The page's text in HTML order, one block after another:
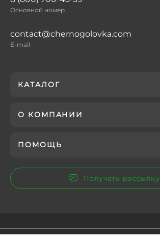
Основной номер
contact@chernogolovka.com
E-mail
КАТАЛОГ
О КОМПАНИИ
ПОМОЩЬ
Получать рассылку